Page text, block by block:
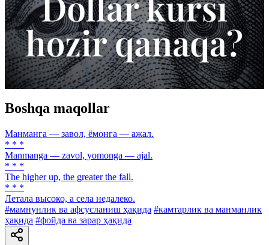
Boshqa maqollar
Манманга — завол, ёмонга — ажал.
* * *
Manmanga — zavol, yomonga — ajal.
* * *
The higher up, the greater the fall.
* * *
Летала высоко, а села недалеко.
#мамнунлик ва афсусланиш ҳақида #камтарлик ва манманлик
ҳақида #фойда ва зарар ҳақида